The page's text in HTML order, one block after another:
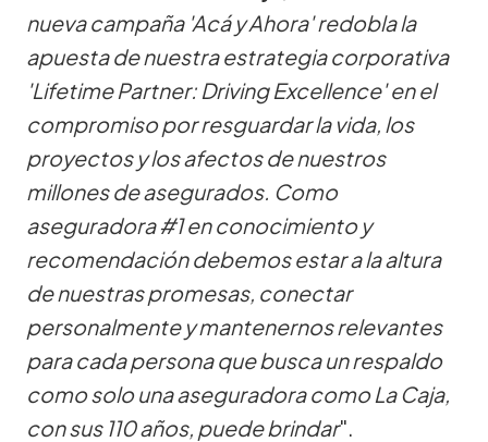
nueva campaña 'Acá y Ahora' redobla la
apuesta de nuestra estrategia corporativa
'Lifetime Partner: Driving Excellence' en el
compromiso por resguardar la vida, los
proyectos y los afectos de nuestros
millones de asegurados. Como
aseguradora #1 en conocimiento y
recomendación debemos estar a la altura
de nuestras promesas, conectar
personalmente y mantenernos relevantes
para cada persona que busca un respaldo
como solo una aseguradora como La Caja,
con sus 110 años, puede brindar".